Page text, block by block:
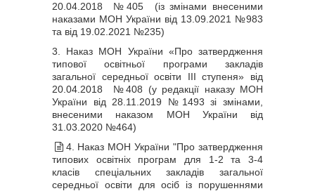
20.04.2018 №405 (із змінами внесеними
наказами МОН України від 13.09.2021 №983
та від 19.02.2021 №235)
3. Наказ МОН України «Про затвердження
типової освітньої програми закладів
загальної середньої освіти ІІІ ступеня» від
20.04.2018 №408 (у редакції наказу МОН
України від 28.11.2019 №1493 зі змінами,
внесеними наказом МОН України від
31.03.2020 №464)
4. Наказ МОН України "Про затвердження
типових освітніх програм для 1-2 та 3-4
класів спеціальних закладів загальної
середньої освіти для осіб із порушеннями